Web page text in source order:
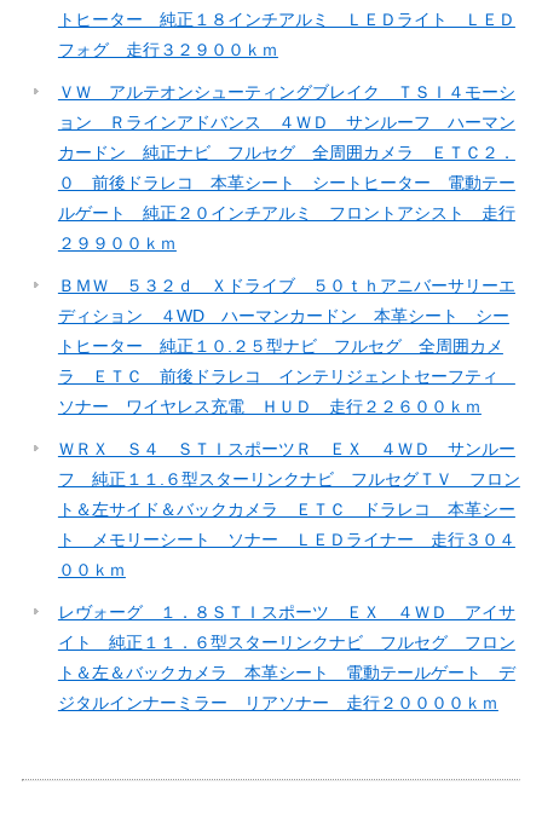
トヒーター 純正１８インチアルミ ＬＥＤライト ＬＥＤ
フォグ 走行３２９００ｋｍ
ＶＷ アルテオンシューティングブレイク ＴＳＩ４モーシ
ョン Ｒラインアドバンス ４ＷＤ サンルーフ ハーマン
カードン 純正ナビ フルセグ 全周囲カメラ ＥＴＣ２．
０ 前後ドラレコ 本革シート シートヒーター 電動テー
ルゲート 純正２０インチアルミ フロントアシスト 走行
２９９００ｋｍ
ＢＭＷ ５３２ｄ Ｘドライブ ５０ｔｈアニバーサリーエ
ディション ４WD ハーマンカードン 本革シート シー
トヒーター 純正１０.２５型ナビ フルセグ 全周囲カメ
ラ ＥＴＣ 前後ドラレコ インテリジェントセーフティ
ソナー ワイヤレス充電 ＨＵＤ 走行２２６００ｋｍ
ＷＲＸ Ｓ４ ＳＴＩスポーツＲ ＥＸ ４ＷＤ サンルー
フ 純正１１.６型スターリンクナビ フルセグＴＶ フロン
ト＆左サイド＆バックカメラ ＥＴＣ ドラレコ 本革シー
ト メモリーシート ソナー ＬＥＤライナー 走行３０４
００ｋｍ
レヴォーグ １．８ＳＴＩスポーツ ＥＸ ４ＷＤ アイサ
イト 純正１１．６型スターリンクナビ フルセグ フロン
ト＆左＆バックカメラ 本革シート 電動テールゲート デ
ジタルインナーミラー リアソナー 走行２００００ｋｍ